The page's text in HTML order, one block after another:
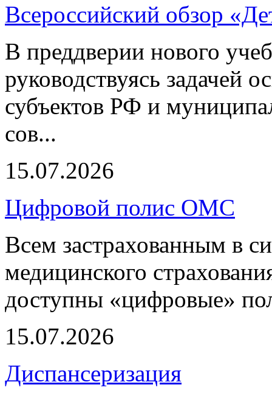
Всероссийский обзор
В преддверии нового
руководствуясь задачей
субъектов РФ и
сов...
15.07.2026
Цифровой полис ОМС
Всем застрахованным в
медицинского
доступны «цифровые»
15.07.2026
Диспансеризация